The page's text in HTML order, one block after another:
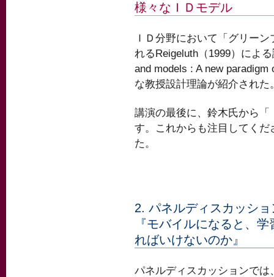
様々なＩＤモデル
ＩＤ分野において「グリー
れるReigeluth（1999）によ
and models : A new
な教授設計理論が紹介された
講演の最後に、鈴木氏から
す。これからも注目してく
た。
2. パネルディスカッショ
『モバイルになると、
ればいけないのか』
パネルディスカッションでは